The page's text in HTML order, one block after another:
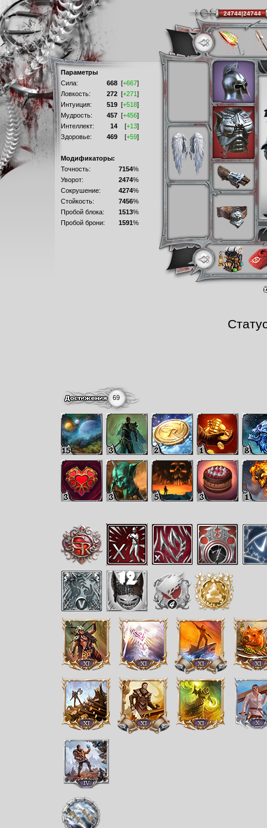
Параметры
Сила:
668 [+667]
Ловкость:
272 [+271]
Интуиция:
519 [+518]
Мудрость:
457 [+456]
Интеллект:
14 [+13]
Здоровье:
469 [+59]
Модификаторы:
Точность:
7154%
Уворот:
2474%
Сокрушение:
4274%
Стойкость:
7456%
Пробой блока:
1513%
Пробой брони:
1591%
69
24744|24744